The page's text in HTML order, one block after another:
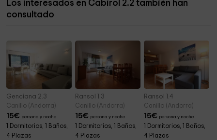
Centro de Naturaleza de la Cortinada 11,8 km
Los interesados en Cabirol 2.2 también han
consultado
Genciana 2.3
Canillo (Andorra)
15€ persona y noche
1 Dormitorios, 1 Baños,
4 Plazas
Ransol 1.3
Canillo (Andorra)
15€ persona y noche
1 Dormitorios, 1 Baños,
4 Plazas
Ransol 1.4
Canillo (Andorra)
15€ persona y noche
1 Dormitorios, 1 Baños,
4 Plazas